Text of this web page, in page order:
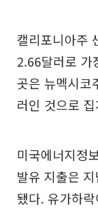
캘리포니아주
2.66달러로 가
곳은 뉴멕시코
러인 것으로
미국에너지정
발유 지출은
됐다. 유가하